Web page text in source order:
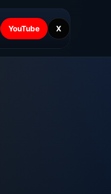
YouTube X